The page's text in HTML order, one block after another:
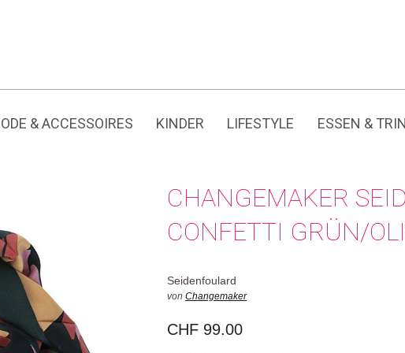
& ACCESSOIRES KINDER LIFESTYLE ESSEN &
CHANGEMAKER
CONFETTI GRÜN/
Seidenfoulard
von Changemaker
CHF 99.00